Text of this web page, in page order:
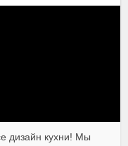
дизайн кухни! Мы